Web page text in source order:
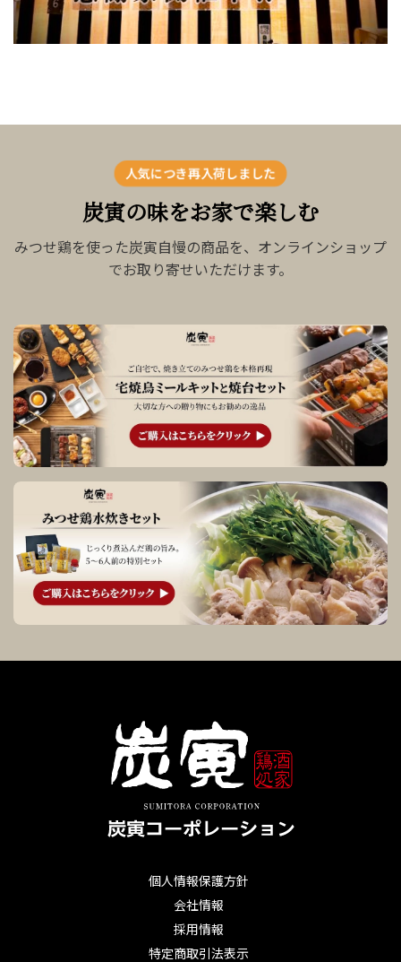
人気につき再入荷しました
炭寅の味をお家で楽しむ
みつせ鶏を使った炭寅自慢の商品を、オンラインショップ
でお取り寄せいただけます。
個人情報保護方針
会社情報
採用情報
特定商取引法表示